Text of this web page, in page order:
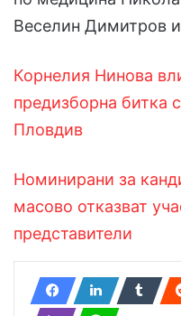
Веселин Димитров
Корнелия Нинова
предизборна битка
Пловдив
Номинирани за
масово отказват
представители